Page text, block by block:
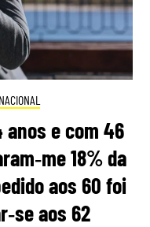
NACIONAL
anos e com 46
18% da
aos 60 foi
aos 62